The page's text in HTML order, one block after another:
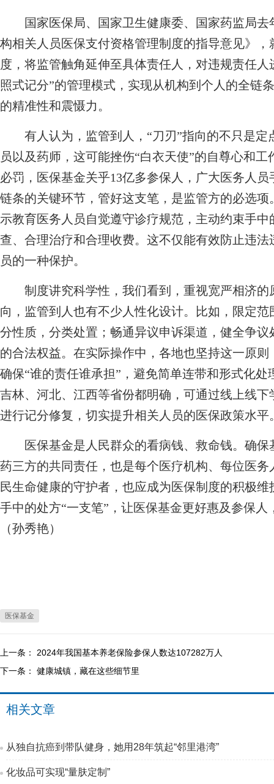
国家医保局、国家卫生健康委、国家药监局去
构相关人员医保支付资格管理制度的指导意见》
度，将监管触角延伸至具体责任人，对违规责任
照式记分”的管理模式，实现从机构到个人的全链
的精准性和震慑力。
有人认为，监管到人，“刀刃”指向的不只是定
员以及药师，这可能挫伤“白衣天使”的自尊心和
必罚，医保基金关乎13亿多参保人，广大医务人
链条的关键环节，管好这支笔，是监管方的必选
示教育医务人员自觉遵守诊疗规范，主动约束手
查、合理治疗和合理收费。这不仅能有效防止违
员的一种保护。
制度讲究科学性，我们看到，重视宽严相济的
向，监管到人也有不少人性化设计。比如，限定
分性质，分类处置；畅通异议申诉渠道，健全争
的合法权益。在实际操作中，各地也坚持这一原
确保“谁的责任谁承担”，避免简单连带和形式化
吉林、河北、江西等省份都明确，可通过线上线
进行记分修复，切实提升相关人员的医保政策水平
医保基金是人民群众的看病钱、救命钱。确保
药三方的共同责任，也是每个医疗机构、每位医
民生命健康的守护者，也应成为医保制度的积极
手中的处方“一支笔”，让医保基金更好惠及参保
（孙秀艳）
医保基金
上一条： 2024年我国基本养老保险参保人数达107282万人
下一条： 健康城镇，藏在这些细节里
相关文章
从独自抗癌到带队健身，她用28年筑起“邻里港湾”
化妆品可实现“量肤定制”